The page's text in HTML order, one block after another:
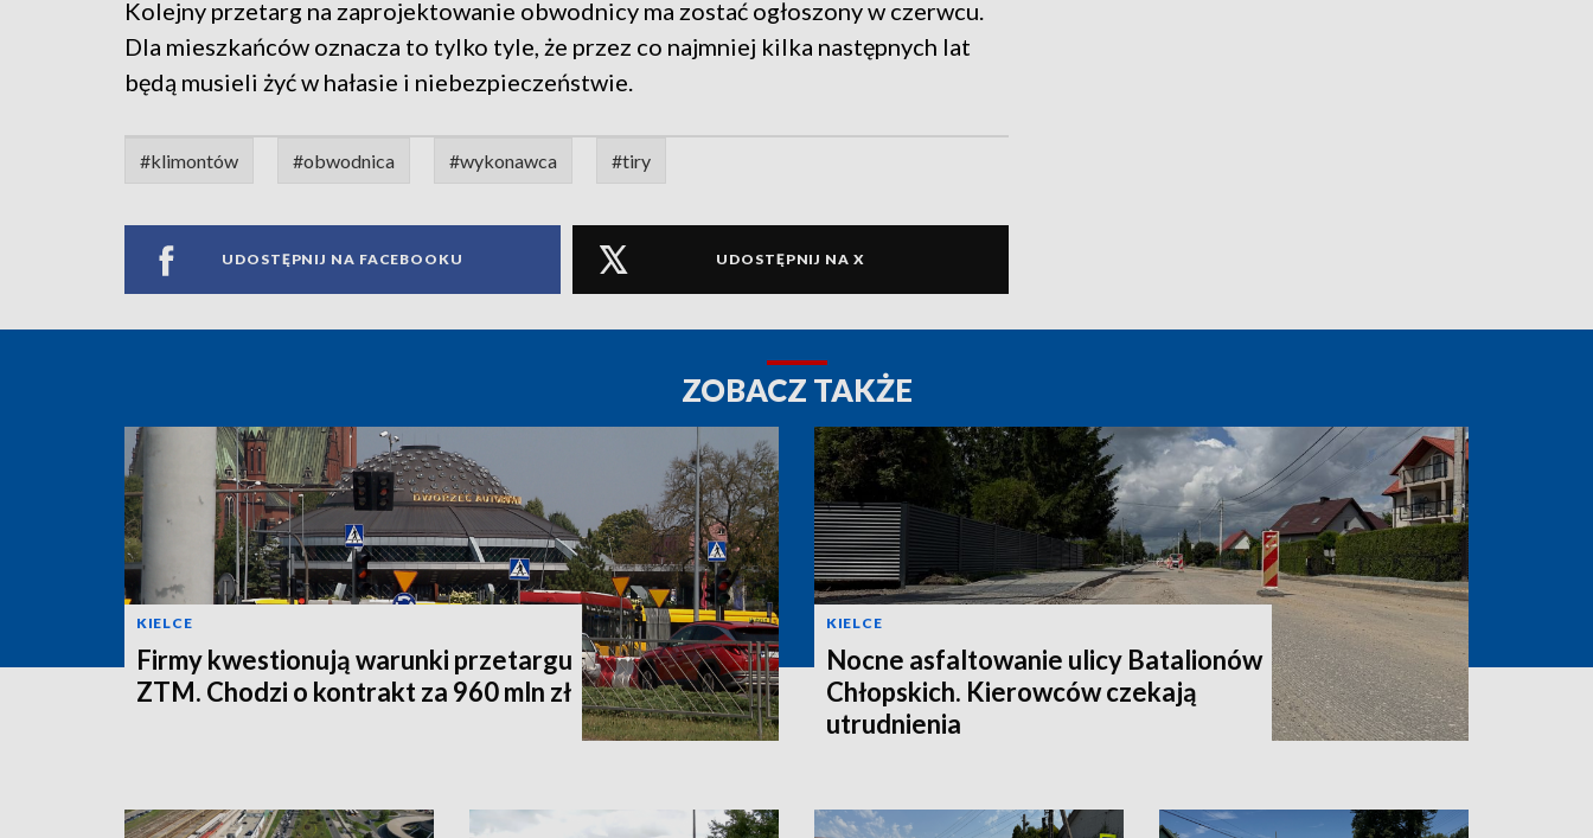
Kolejny przetarg na zaprojektowanie obwodnicy ma zostać ogłoszony w czerwcu.
Dla mieszkańców oznacza to tylko tyle, że przez co najmniej kilka następnych lat
będą musieli żyć w hałasie i niebezpieczeństwie.
#klimontów #obwodnica #wykonawca #tiry
UDOSTĘPNIJ NA FACEBOOKU UDOSTĘPNIJ NA X
ZOBACZ TAKŻE
KIELCE
Firmy kwestionują warunki przetargu
ZTM. Chodzi o kontrakt za 960 mln zł
KIELCE
Nocne asfaltowanie ulicy Batalionów
Chłopskich. Kierowców czekają
utrudnienia